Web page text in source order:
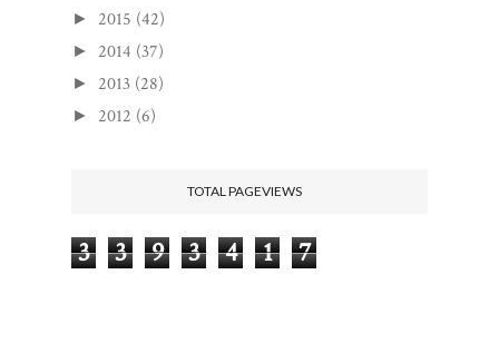
► 2015 (42)
► 2014 (37)
► 2013 (28)
► 2012 (6)
TOTAL PAGEVIEWS
3 3 9 3 4 1 7